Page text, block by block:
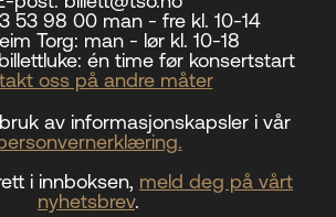
53 98 00 man - fre kl. 10-14
Torg: man - lør kl. 10-18
én time før konsertstart
oss på andre måter
av informasjonskapsler i vår
i innboksen, meld deg på vårt
nyhetsbrev.